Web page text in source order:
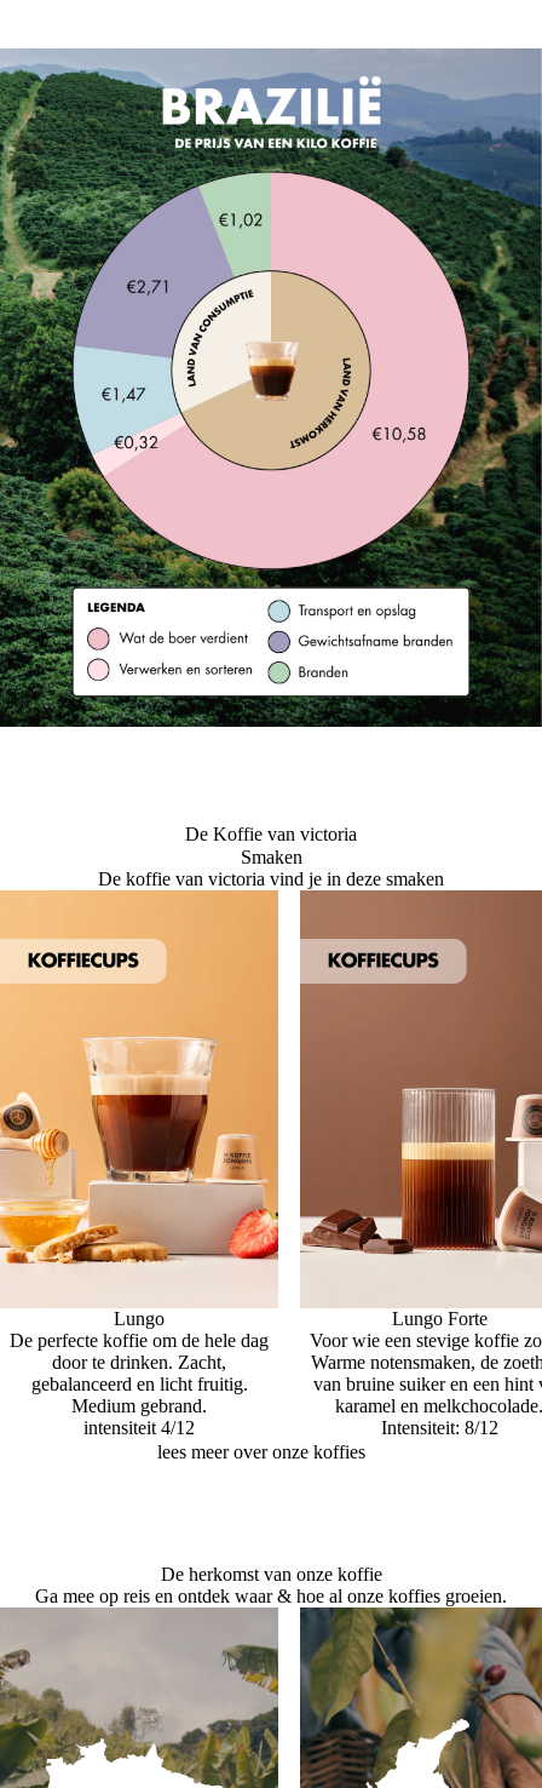
De Koffie van victoria
Smaken
De koffie van victoria vind je in deze smaken
Lungo
De perfecte koffie om de hele dag
door te drinken. Zacht,
gebalanceerd en licht fruitig.
Medium gebrand.
intensiteit 4/12
Lungo Forte
Voor wie een stevige koffie
Warme notensmaken, de
van bruine suiker en een hint
karamel en melkchocolade.
Intensiteit: 8/12
lees meer over onze koffies
De herkomst van onze koffie
Ga mee op reis en ontdek waar & hoe al onze koffies groeien.